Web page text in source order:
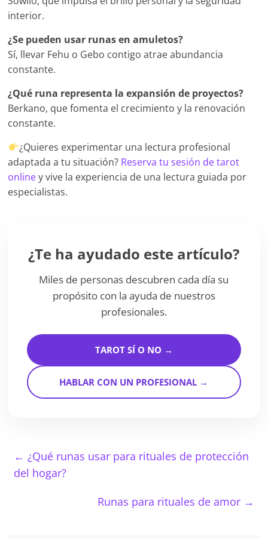
interior.
¿Se pueden usar runas en amuletos?
Sí, llevar Fehu o Gebo contigo atrae abundancia
constante.
¿Qué runa representa la expansión de proyectos?
Berkano, que fomenta el crecimiento y la renovación
constante.
¿Quieres experimentar una lectura profesional
adaptada a tu situación? Reserva tu sesión de tarot
onliney vive la experiencia de una lectura guiada por
especialistas.
¿Te ha ayudado este artículo?
Miles de personas descubren cada día su
propósito con la ayuda de nuestros
profesionales.
TAROT SÍ O NO →
HABLAR CON UN PROFESIONAL →
← ¿Qué runas usar para rituales de protección
del hogar?
Runas para rituales de amor →